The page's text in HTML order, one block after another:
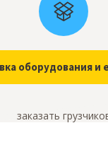
оборудования и
заказать